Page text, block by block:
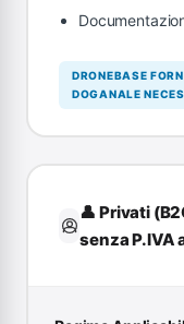
DRONEBASE
DOGANALE
👤 Privati
senza P.IVA